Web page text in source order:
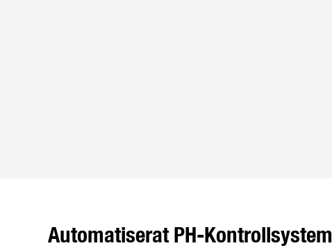
Automatiserat PH-Kontrollsystem